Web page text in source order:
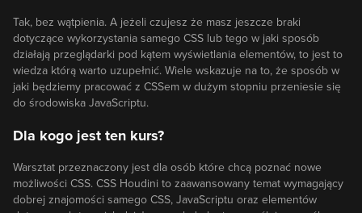
Tak, bez wątpienia. A jeżeli czujesz że masz jeszcze braki
dotyczące wykorzystania samego CSS lub tego w jaki sposób
działają przeglądarki pod kątem wyświetlania elementów, to jest to
wiedza którą warto uzupełnić. Wiele wskazuje na to, że sposób w
jaki będziemy pracować z CSSem w dużym stopniu przeniesie się
do środowiska JavaScriptu.
Dla kogo jest ten kurs?
Warsztat przeznaczony jest dla osób które chcą poznać nowe
możliwości CSS. CSS Houdini to zaawansowany temat wymagający
dobrej znajomości samego CSS, JavaScriptu oraz elementów